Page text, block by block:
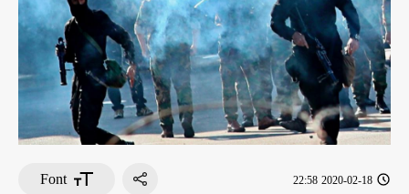
2020-02-18 22:58
Font